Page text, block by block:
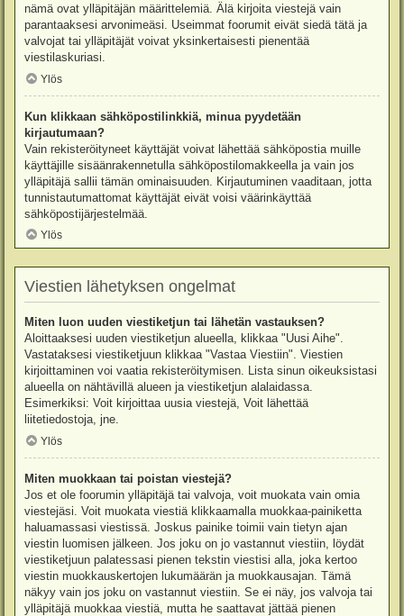
nämä ovat ylläpitäjän määrittelemiä. Älä kirjoita viestejä vain
parantaaksesi arvonimeäsi. Useimmat foorumit eivät siedä tätä ja
valvojat tai ylläpitäjät voivat yksinkertaisesti pienentää
viestilaskuriasi.
Ylös
Kun klikkaan sähköpostilinkkiä, minua pyydetään
kirjautumaan?
Vain rekisteröityneet käyttäjät voivat lähettää sähköpostia muille
käyttäjille sisäänrakennetulla sähköpostilomakkeella ja vain jos
ylläpitäjä sallii tämän ominaisuuden. Kirjautuminen vaaditaan, jotta
tunnistautumattomat käyttäjät eivät voisi väärinkäyttää
sähköpostijärjestelmää.
Ylös
Viestien lähetyksen ongelmat
Miten luon uuden viestiketjun tai lähetän vastauksen?
Aloittaaksesi uuden viestiketjun alueella, klikkaa "Uusi Aihe".
Vastataksesi viestiketjuun klikkaa "Vastaa Viestiin". Viestien
kirjoittaminen voi vaatia rekisteröitymisen. Lista sinun oikeuksistasi
alueella on nähtävillä alueen ja viestiketjun alalaidassa.
Esimerkiksi: Voit kirjoittaa uusia viestejä, Voit lähettää
liitetiedostoja, jne.
Ylös
Miten muokkaan tai poistan viestejä?
Jos et ole foorumin ylläpitäjä tai valvoja, voit muokata vain omia
viestejäsi. Voit muokata viestiä klikkaamalla muokkaa-painiketta
haluamassasi viestissä. Joskus painike toimii vain tietyn ajan
viestin luomisen jälkeen. Jos joku on jo vastannut viestiin, löydät
viestiketjuun palatessasi pienen tekstin viestisi alla, joka kertoo
viestin muokkauskertojen lukumäärän ja muokkausajan. Tämä
näkyy vain jos joku on vastannut viestiin. Se ei näy, jos valvoja tai
ylläpitäjä muokkaa viestiä, mutta he saattavat jättää pienen